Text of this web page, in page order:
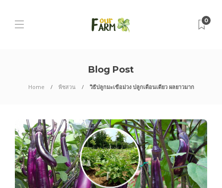
0
Blog Post
Home พืชสวน วิธีปลูกมะเขือม่วง ปลูกเดือนเดียว ผลยาวมาก